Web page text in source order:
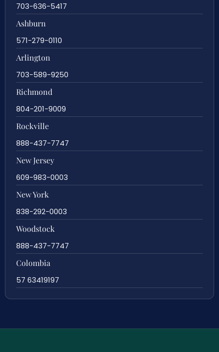
703-636-5417
Ashburn
571-279-0110
Arlington
703-589-9250
Richmond
804-201-9009
Rockville
888-437-7747
New Jersey
609-983-0003
New York
838-292-0003
Woodstock
888-437-7747
Colombia
57 63419197